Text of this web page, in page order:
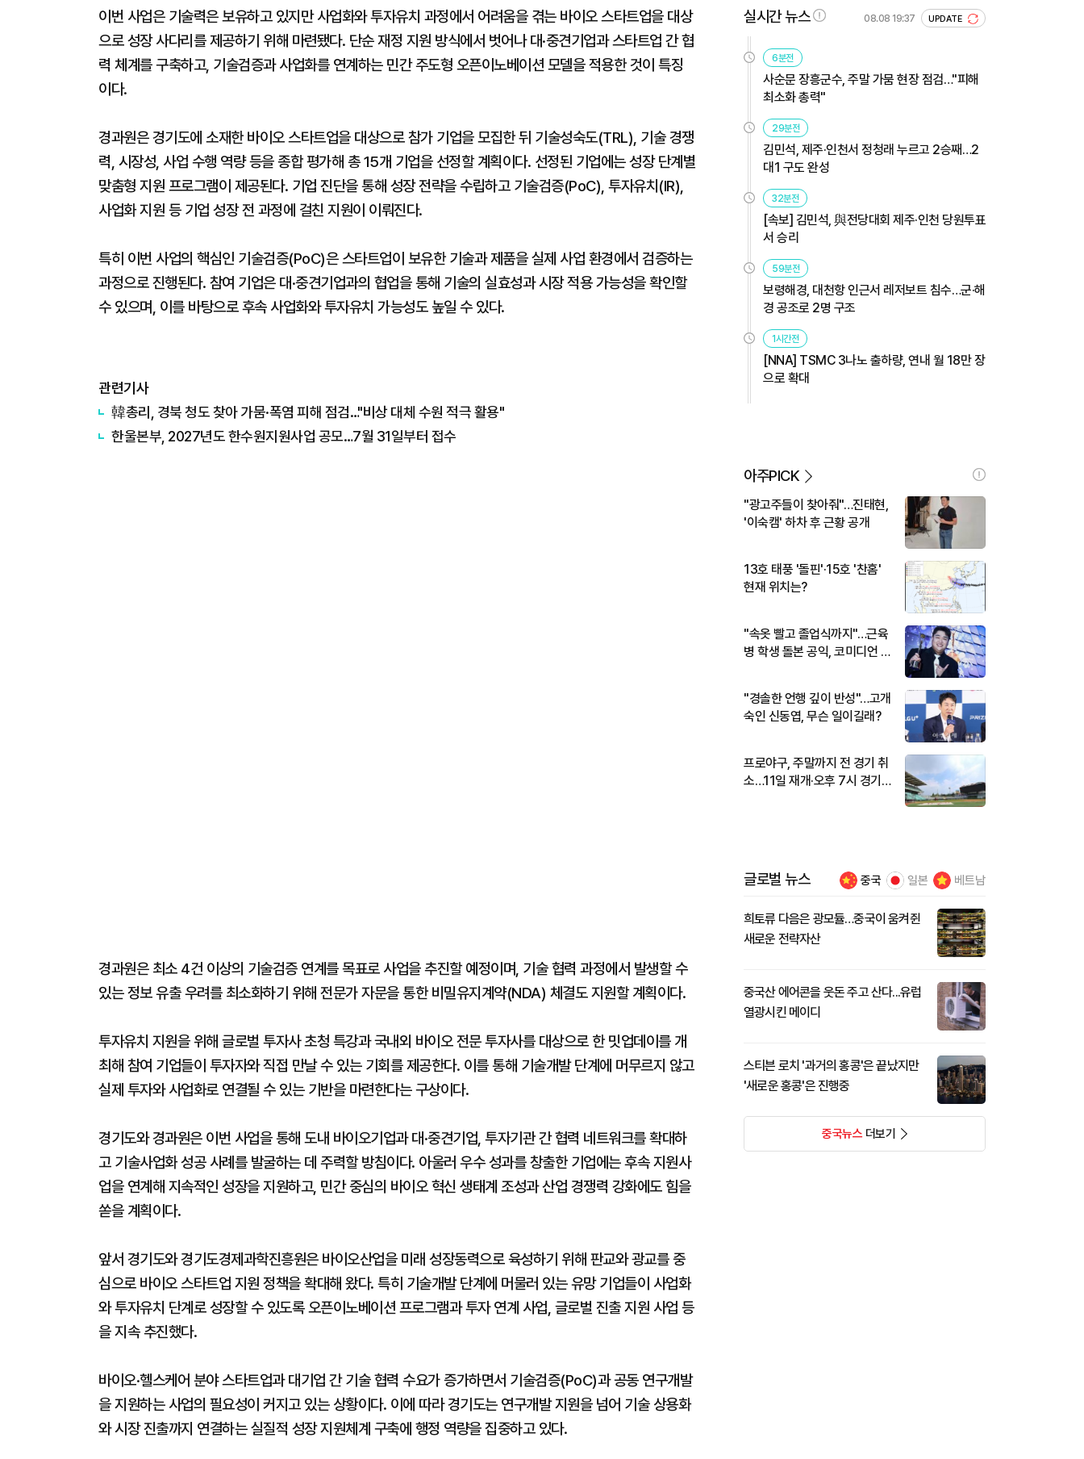
이번 사업은 기술력은 보유하고 있지만 사업화와 투자유치 과정에서 어려움을 겪는 바이오 스타트업을 대상
으로 성장 사다리를 제공하기 위해 마련됐다. 단순 재정 지원 방식에서 벗어나 대·중견기업과 스타트업 간 협
력 체계를 구축하고, 기술검증과 사업화를 연계하는 민간 주도형 오픈이노베이션 모델을 적용한 것이 특징
이다.
경과원은 경기도에 소재한 바이오 스타트업을 대상으로 참가 기업을 모집한 뒤 기술성숙도(TRL), 기술 경쟁
력, 시장성, 사업 수행 역량 등을 종합 평가해 총 15개 기업을 선정할 계획이다. 선정된 기업에는 성장 단계별
맞춤형 지원 프로그램이 제공된다. 기업 진단을 통해 성장 전략을 수립하고 기술검증(PoC), 투자유치(IR),
사업화 지원 등 기업 성장 전 과정에 걸친 지원이 이뤄진다.
특히 이번 사업의 핵심인 기술검증(PoC)은 스타트업이 보유한 기술과 제품을 실제 사업 환경에서 검증하는
과정으로 진행된다. 참여 기업은 대·중견기업과의 협업을 통해 기술의 실효성과 시장 적용 가능성을 확인할
수 있으며, 이를 바탕으로 후속 사업화와 투자유치 가능성도 높일 수 있다.
관련기사
韓총리, 경북 청도 찾아 가뭄·폭염 피해 점검…"비상 대체 수원 적극 활용"
한울본부, 2027년도 한수원지원사업 공모…7월 31일부터 접수
경과원은 최소 4건 이상의 기술검증 연계를 목표로 사업을 추진할 예정이며, 기술 협력 과정에서 발생할 수
있는 정보 유출 우려를 최소화하기 위해 전문가 자문을 통한 비밀유지계약(NDA) 체결도 지원할 계획이다.
투자유치 지원을 위해 글로벌 투자사 초청 특강과 국내외 바이오 전문 투자사를 대상으로 한 밋업데이를 개
최해 참여 기업들이 투자자와 직접 만날 수 있는 기회를 제공한다. 이를 통해 기술개발 단계에 머무르지 않고
실제 투자와 사업화로 연결될 수 있는 기반을 마련한다는 구상이다.
경기도와 경과원은 이번 사업을 통해 도내 바이오기업과 대·중견기업, 투자기관 간 협력 네트워크를 확대하
고 기술사업화 성공 사례를 발굴하는 데 주력할 방침이다. 아울러 우수 성과를 창출한 기업에는 후속 지원사
업을 연계해 지속적인 성장을 지원하고, 민간 중심의 바이오 혁신 생태계 조성과 산업 경쟁력 강화에도 힘을
쏟을 계획이다.
앞서 경기도와 경기도경제과학진흥원은 바이오산업을 미래 성장동력으로 육성하기 위해 판교와 광교를 중
심으로 바이오 스타트업 지원 정책을 확대해 왔다. 특히 기술개발 단계에 머물러 있는 유망 기업들이 사업화
와 투자유치 단계로 성장할 수 있도록 오픈이노베이션 프로그램과 투자 연계 사업, 글로벌 진출 지원 사업 등
을 지속 추진했다.
바이오·헬스케어 분야 스타트업과 대기업 간 기술 협력 수요가 증가하면서 기술검증(PoC)과 공동 연구개발
을 지원하는 사업의 필요성이 커지고 있는 상황이다. 이에 따라 경기도는 연구개발 지원을 넘어 기술 상용화
와 시장 진출까지 연결하는 실질적 성장 지원체계 구축에 행정 역량을 집중하고 있다.
실시간 뉴스 08.08 19:37 UPDATE
6분전
사순문 장흥군수, 주말 가뭄 현장 점검…"피해
최소화 총력"
29분전
김민석, 제주·인천서 정청래 누르고 2승째…2
대1 구도 완성
32분전
[속보] 김민석, 與전당대회 제주·인천 당원투표
서 승리
59분전
보령해경, 대천항 인근서 레저보트 침수…군·해
경 공조로 2명 구조
1시간전
[NNA] TSMC 3나노 출하량, 연내 월 18만 장
으로 확대
아주PICK
"광고주들이 찾아줘"…진태현,
'이숙캠' 하차 후 근황 공개
13호 태풍 '돌핀'·15호 '찬홈'
현재 위치는?
"속옷 빨고 졸업식까지"…근육
병 학생 돌본 공익, 코미디언 김
"경솔한 언행 깊이 반성"…고개
숙인 신동엽, 무슨 일이길래?
프로야구, 주말까지 전 경기 취
소…11일 재개·오후 7시 경기
글로벌 뉴스 중국 일본 베트남
희토류 다음은 광모듈…중국이 움켜쥔
새로운 전략자산
중국산 에어콘을 웃돈 주고 산다...유럽
열광시킨 메이디
스티븐 로치 '과거의 홍콩'은 끝났지만
'새로운 홍콩'은 진행중
중국뉴스더보기